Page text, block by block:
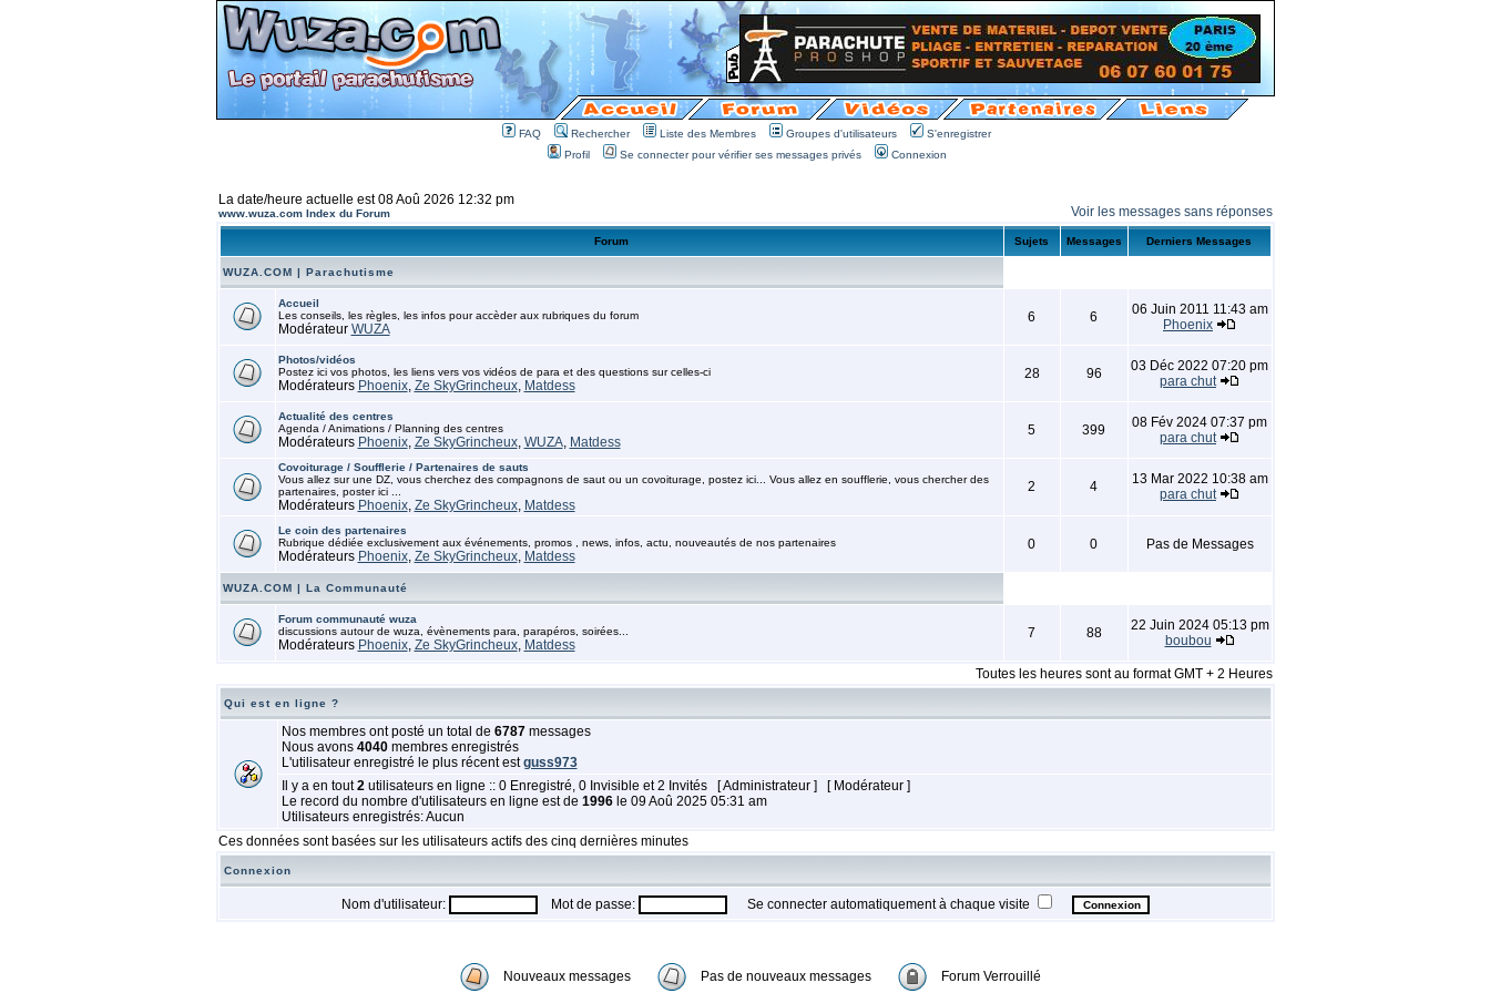
FAQ Rechercher Liste des Membres Groupes d'utilisateurs
S'enregistrer
Profil
Se connecter pour vérifier ses messages privés Connexion
La date/heure actuelle est 08 Aoû 2026 12:32 pm
www.wuza.com Index du Forum Voir les messages sans réponses
Forum Sujets Messages Derniers Messages
WUZA.COM | Parachutisme
Accueil
Les conseils, les règles, les infos pour accèder aux rubriques du forum
Modérateur WUZA
6 6
06 Juin 2011 11:43 am
Phoenix
Photos/vidéos
Postez ici vos photos, les liens vers vos vidéos de para et des questions sur celles-ci
Modérateurs Phoenix, Ze SkyGrincheux, Matdess
28 96
03 Déc 2022 07:20 pm
para chut
Actualité des centres
Agenda / Animations / Planning des centres
Modérateurs Phoenix, Ze SkyGrincheux, WUZA, Matdess
5 399
08 Fév 2024 07:37 pm
para chut
Covoiturage / Soufflerie / Partenaires de sauts
Vous allez sur une DZ, vous cherchez des compagnons de saut ou un covoiturage, postez ici... Vous allez en soufflerie, vous chercher des
partenaires, poster ici ...
Modérateurs Phoenix, Ze SkyGrincheux, Matdess
2 4
13 Mar 2022 10:38 am
para chut
Le coin des partenaires
Rubrique dédiée exclusivement aux événements, promos , news, infos, actu, nouveautés de nos partenaires
Modérateurs Phoenix, Ze SkyGrincheux, Matdess
0 0 Pas de Messages
WUZA.COM | La Communauté
Forum communauté wuza
discussions autour de wuza, évènements para, parapéros, soirées...
Modérateurs Phoenix, Ze SkyGrincheux, Matdess
7 88
22 Juin 2024 05:13 pm
boubou
Toutes les heures sont au format GMT + 2 Heures
Qui est en ligne ?
Nos membres ont posté un total de 6787messages
Nous avons 4040membres enregistrés
L'utilisateur enregistré le plus récent estguss973
Il y a en tout2utilisateurs en ligne :: 0 Enregistré, 0 Invisible et 2 Invités [Administrateur] [ Modérateur]
Le record du nombre d'utilisateurs en ligne est de 1996le 09 Aoû 2025 05:31 am
Utilisateurs enregistrés: Aucun
Ces données sont basées sur les utilisateurs actifs des cinq dernières minutes
Connexion
Nom d'utilisateur: Mot de passe: Se connecter automatiquement à chaque visite
Nouveaux messages Pas de nouveaux messages Forum Verrouillé